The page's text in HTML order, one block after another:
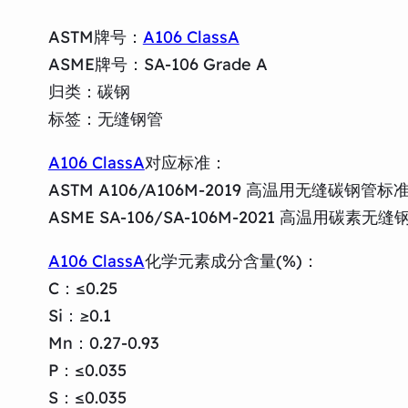
ASTM牌号： A106 ClassA
ASME牌号：SA-106 Grade A
归类：碳钢
标签：无缝钢管
A106 ClassA对应标准：
ASTM A106/A106M-2019 高温用无缝碳钢管标
ASME SA-106/SA-106M-2021 高温用碳素无缝
A106 ClassA化学元素成分含量(%)：
C：≤0.25
Si：≥0.1
Mn：0.27-0.93
P：≤0.035
S：≤0.035